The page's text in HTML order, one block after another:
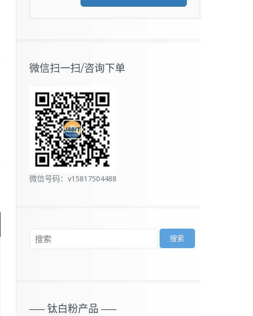
微信扫一扫/咨询下单
微信号码：v15817504488
—– 钛白粉产品 —–